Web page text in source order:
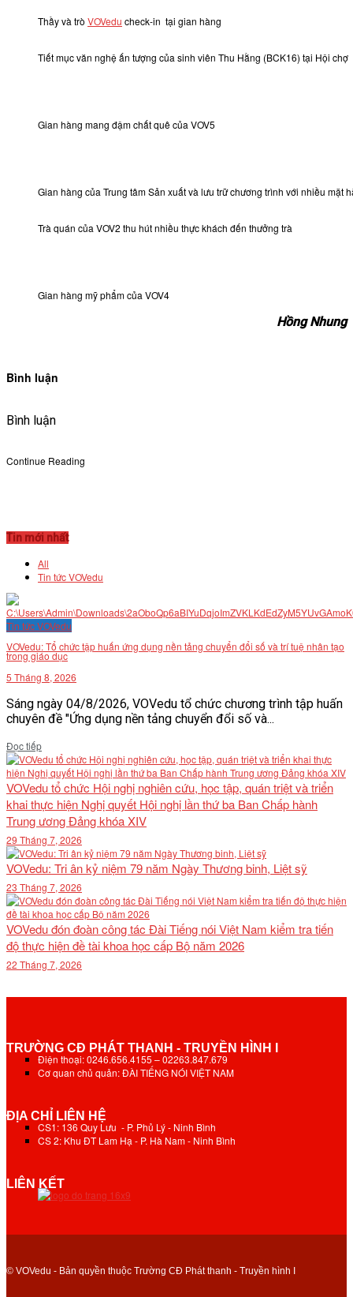
Thầy và trò VOVedu check-in tại gian hàng
Tiết mục văn nghệ ấn tượng của sinh viên Thu Hằng (BCK16) tại Hội chợ
Gian hàng mang đậm chất quê của VOV5
Gian hàng của Trung tâm Sản xuất và lưu trữ chương trình với nhiều mặt
Trà quán của VOV2 thu hút nhiều thực khách đến thưởng trà
Gian hàng mỹ phẩm của VOV4
Hồng Nhung
Bình luận
Bình luận
Continue Reading
Tin mới nhất
All
Tin tức VOVedu
Tin tức VOVedu
VOVedu: Tổ chức tập huấn ứng dụng nền tảng chuyển đổi số và trí tuệ nhân tạo
trong giáo dục
5 Tháng 8, 2026
Sáng ngày 04/8/2026, VOVedu tổ chức chương trình tập huấn
chuyên đề "Ứng dụng nền tảng chuyển đổi số và...
Đọc tiếpDetails
VOVedu tổ chức Hội nghị nghiên cứu, học tập, quán triệt và triển
khai thực hiện Nghị quyết Hội nghị lần thứ ba Ban Chấp hành
Trung ương Đảng khóa XIV
29 Tháng 7, 2026
VOVedu: Tri ân kỷ niệm 79 năm Ngày Thương binh, Liệt sỹ
23 Tháng 7, 2026
VOVedu đón đoàn công tác Đài Tiếng nói Việt Nam kiểm tra tiến
độ thực hiện đề tài khoa học cấp Bộ năm 2026
22 Tháng 7, 2026
TRƯỜNG CĐ PHÁT THANH - TRUYỀN HÌNH I
Điện thoại: 0246.656.4155 – 02263.847.679
Cơ quan chủ quản: ĐÀI TIẾNG NÓI VIỆT NAM
ĐỊA CHỈ LIÊN HỆ
CS1: 136 Quy Lưu - P. Phủ Lý - Ninh Bình
CS 2: Khu ĐT Lam Hạ - P. Hà Nam - Ninh Bình
LIÊN KẾT
© VOVedu - Bản quyền thuộc Trường CĐ Phát thanh - Truyền hình I